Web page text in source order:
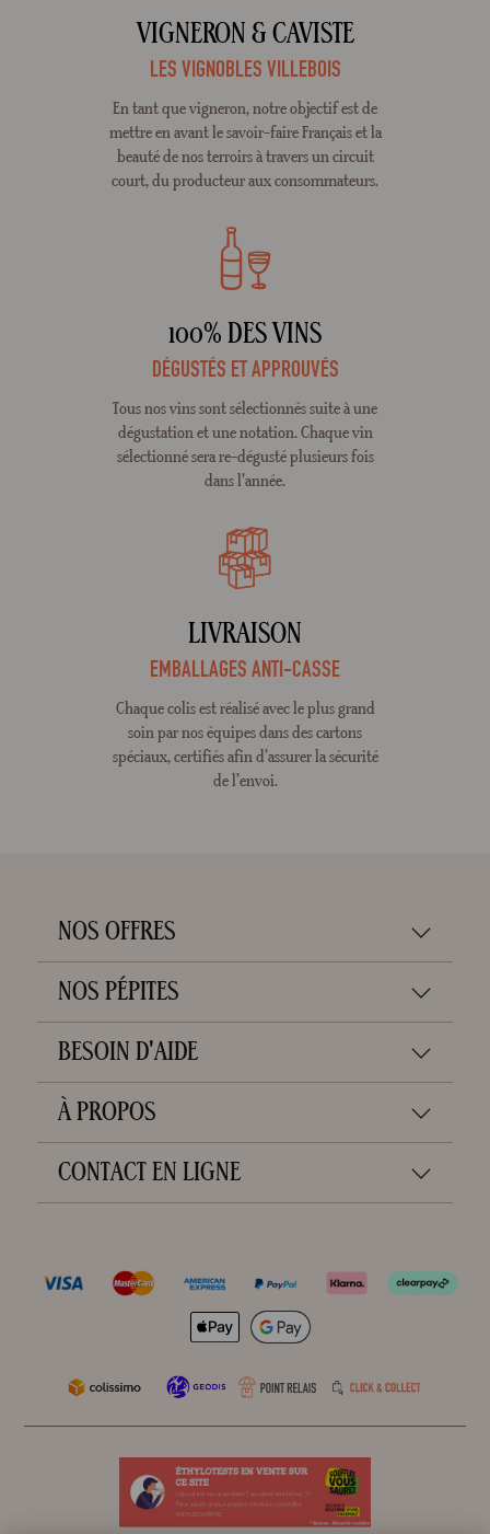
VIGNERON & CAVISTE
LES VIGNOBLES VILLEBOIS
En tant que vigneron, notre objectif est de
mettre en avant le savoir-faire Français et la
beauté de nos terroirs à travers un circuit
court, du producteur aux consommateurs.
100% DES VINS
DÉGUSTÉS ET APPROUVÉS
Tous nos vins sont sélectionnés suite à une
dégustation et une notation. Chaque vin
sélectionné sera re-dégusté plusieurs fois
dans l'année.
LIVRAISON
EMBALLAGES ANTI-CASSE
Chaque colis est réalisé avec le plus grand
soin par nos équipes dans des cartons
spéciaux, certifiés afin d’assurer la sécurité
de l’envoi.
NOS OFFRES
NOS PÉPITES
BESOIN D'AIDE
À PROPOS
CONTACT EN LIGNE